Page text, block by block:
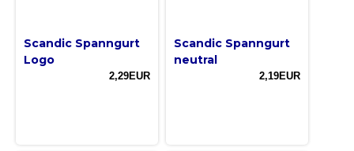
Scandic Spanngurt
Logo
2,29EUR
Scandic Spanngurt
neutral
2,19EUR